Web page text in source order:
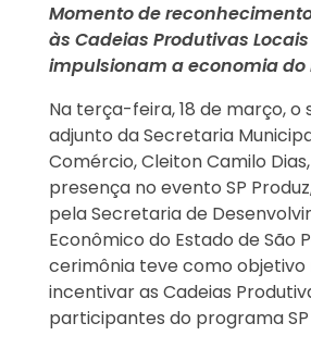
Momento de
às Cadeias Produtivas
impulsionam a economia do
Na terça-feira, 18 de março, o
adjunto da Secretaria
Comércio, Cleiton Camilo
presença no evento SP
pela Secretaria de
Econômico do Estado de São
cerimônia teve como
incentivar as Cadeias
participantes do programa SP